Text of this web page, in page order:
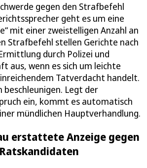
gegen den Strafbefehl
geht es um eine
mit einer zweistelligen Anzahl an
Strafbefehl stellen Gerichte nach
durch Polizei und
aus, wenn es sich um leichte
Tatverdacht handelt.
beschleunigen. Legt der
ein, kommt es automatisch
mündlichen Hauptverhandlung.
erstattete Anzeige gegen